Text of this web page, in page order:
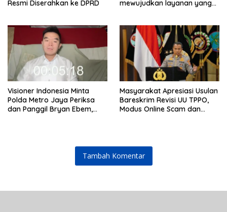
Resmi Diserahkan ke DPRD
mewujudkan layanan yang
Visioner Indonesia Minta
Polda Metro Jaya Periksa
dan Panggil Bryan Ebem,
Masyarakat Apresiasi Usulan
Bareskrim Revisi UU TPPO,
Modus Online Scam dan
Tambah Komentar